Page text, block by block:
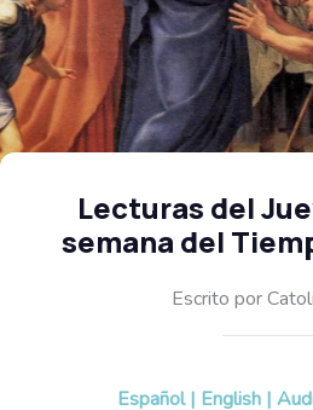
Lecturas del
semana del
Escrito por
Español | English |